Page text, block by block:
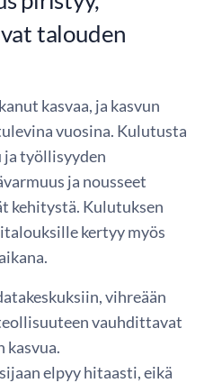
talouden
kasvaa, ja kasvun
vuosina. Kulutusta
ja työllisyyden
ja nousseet
kehitystä. Kulutuksen
kertyy myös
vihreään
vauhdittavat
elpyy hitaasti, eikä